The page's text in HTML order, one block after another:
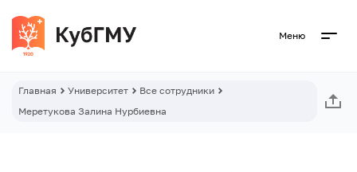
Меню
Главная Университет
Все сотрудники
Меретукова Залина Нурбиевна